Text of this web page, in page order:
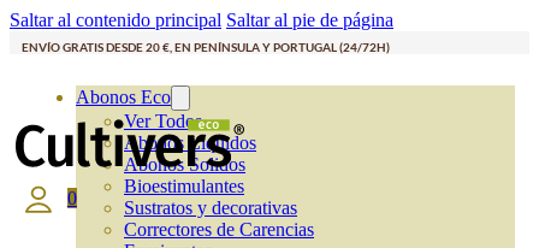
Saltar al contenido principal Saltar al pie de página
ENVÍO GRATIS DESDE 20 €, EN PENÍNSULA Y PORTUGAL (24/72H)
Abonos Eco
Ver Todos
Abonos Líquidos
Abonos Solidos
Bioestimulantes
Sustratos y decorativas
Correctores de Carencias
0